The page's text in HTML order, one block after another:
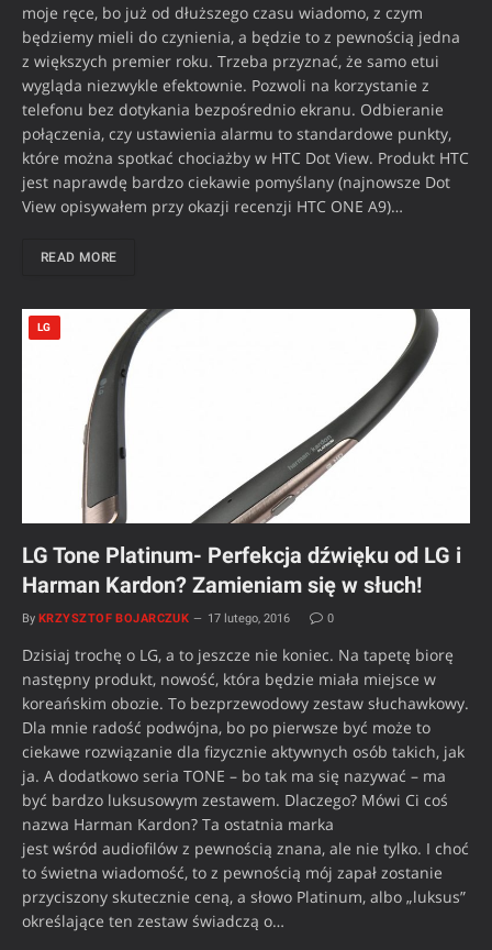
moje ręce, bo już od dłuższego czasu wiadomo, z czym
będziemy mieli do czynienia, a będzie to z pewnością jedna
z większych premier roku. Trzeba przyznać, że samo etui
wygląda niezwykle efektownie. Pozwoli na korzystanie z
telefonu bez dotykania bezpośrednio ekranu. Odbieranie
połączenia, czy ustawienia alarmu to standardowe punkty,
które można spotkać chociażby w HTC Dot View. Produkt HTC
jest naprawdę bardzo ciekawie pomyślany (najnowsze Dot
View opisywałem przy okazji recenzji HTC ONE A9)…
READ MORE
LG
LG Tone Platinum- Perfekcja dźwięku od LG i
Harman Kardon? Zamieniam się w słuch!
By KRZYSZTOF BOJARCZUK 17 lutego, 2016 0
Dzisiaj trochę o LG, a to jeszcze nie koniec. Na tapetę biorę
następny produkt, nowość, która będzie miała miejsce w
koreańskim obozie. To bezprzewodowy zestaw słuchawkowy.
Dla mnie radość podwójna, bo po pierwsze być może to
ciekawe rozwiązanie dla fizycznie aktywnych osób takich, jak
ja. A dodatkowo seria TONE – bo tak ma się nazywać – ma
być bardzo luksusowym zestawem. Dlaczego? Mówi Ci coś
nazwa Harman Kardon? Ta ostatnia marka
jest wśród audiofilów z pewnością znana, ale nie tylko. I choć
to świetna wiadomość, to z pewnością mój zapał zostanie
przyciszony skutecznie ceną, a słowo Platinum, albo „luksus”
określające ten zestaw świadczą o…